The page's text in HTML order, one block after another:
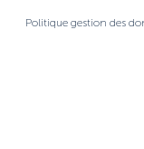
Politique gestion des